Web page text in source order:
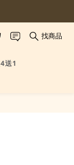
找商品
送1